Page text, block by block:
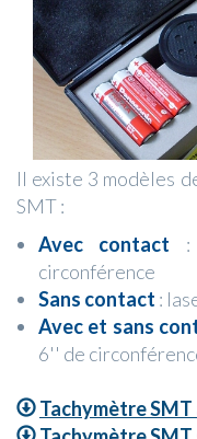
Il existe 3 modèles
SMT :
Avec contact
circonférence
Sans contact :
Avec et sans
6'' de
Tachymètre